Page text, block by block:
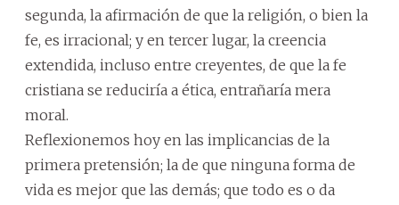
segunda, la afirmación de que la religión, o bien la
fe, es irracional; y en tercer lugar, la creencia
extendida, incluso entre creyentes, de que la fe
cristiana se reduciría a ética, entrañaría mera
moral.
Reflexionemos hoy en las implicancias de la
primera pretensión; la de que ninguna forma de
vida es mejor que las demás; que todo es o da